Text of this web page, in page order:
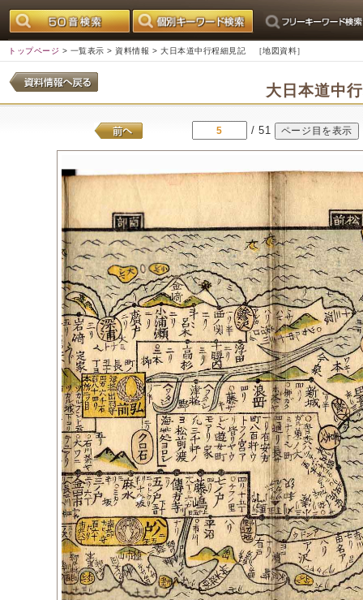
トップページ > 一覧表示 > 資料情報 > 大日本道中行程細見記 ［地図資料］
大日本道中
/ 51